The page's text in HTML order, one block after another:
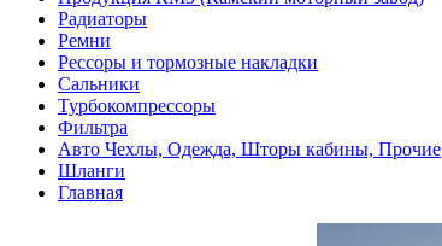
Радиаторы
Ремни
Рессоры и тормозные накладки
Сальники
Турбокомпрессоры
Фильтра
Авто Чехлы, Одежда, Шторы кабины, Прочие
Шланги
Главная